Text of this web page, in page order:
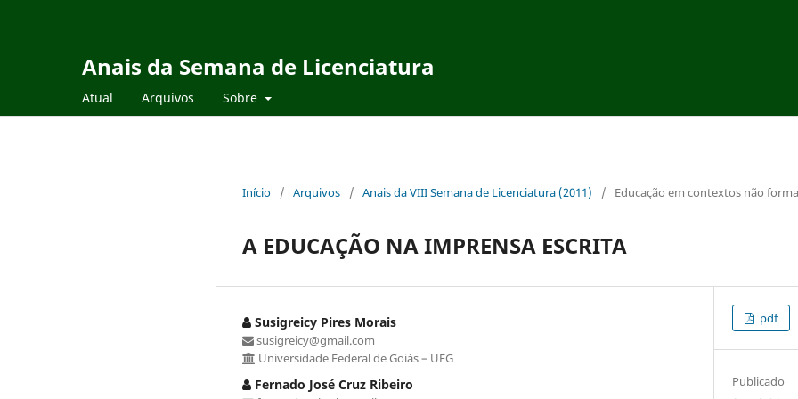
Anais da Semana de Licenciatura
Atual Arquivos Sobre
Início / Arquivos / Anais da VIII Semana de Licenciatura (2011) / Educação em contextos não
A EDUCAÇÃO NA IMPRENSA ESCRITA
Susigreicy Pires Morais
susigreicy@gmail.com
Universidade Federal de Goiás – UFG
Fernado José Cruz Ribeiro
pdf
Publicado